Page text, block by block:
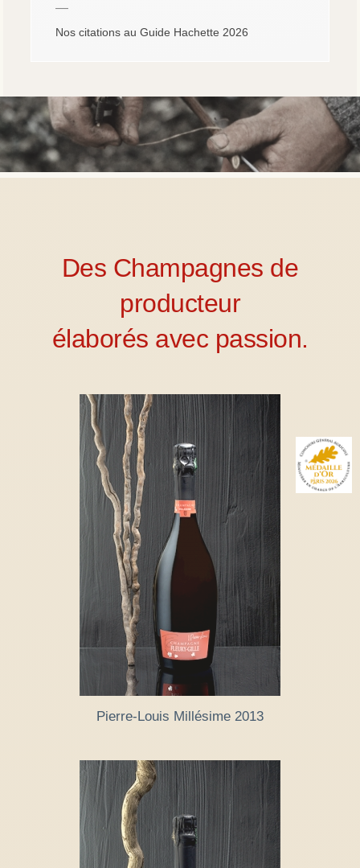
—
Nos citations au Guide Hachette 2026
Des Champagnes de
producteur
élaborés avec passion.
Pierre-Louis Millésime 2013